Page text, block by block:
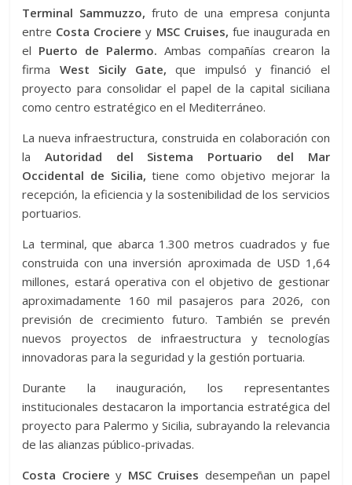
Terminal Sammuzzo, fruto de una empresa conjunta
entre Costa Crociere y MSC Cruises, fue inaugurada en
el Puerto de Palermo. Ambas compañías crearon la
firma West Sicily Gate, que impulsó y financió el
proyecto para consolidar el papel de la capital siciliana
como centro estratégico en el Mediterráneo.
La nueva infraestructura, construida en colaboración con
laAutoridad del Sistema Portuario del Mar
Occidental de Sicilia, tiene como objetivo mejorar la
recepción, la eficiencia y la sostenibilidad de los servicios
portuarios.
La terminal, que abarca 1.300 metros cuadrados y fue
construida con una inversión aproximada de USD 1,64
millones, estará operativa con el objetivo de gestionar
aproximadamente 160 mil pasajeros para 2026, con
previsión de crecimiento futuro. También se prevén
nuevos proyectos de infraestructura y tecnologías
innovadoras para la seguridad y la gestión portuaria.
Durante la inauguración, los representantes
institucionales destacaron la importancia estratégica del
proyecto para Palermo y Sicilia, subrayando la relevancia
de las alianzas público-privadas.
Costa Crociere y MSC Cruises desempeñan un papel